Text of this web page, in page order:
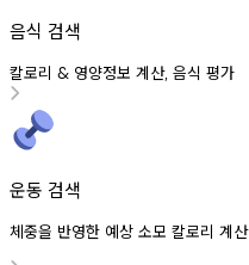
음식 검색
칼로리 & 영양정보 계산, 음식 평가
운동 검색
체중을 반영한 예상 소모 칼로리 계산